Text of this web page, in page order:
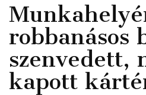
robbanásos
szenvedett,
kapott